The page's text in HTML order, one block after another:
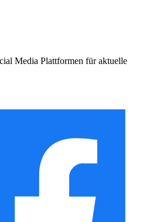
Media Plattformen für aktuelle